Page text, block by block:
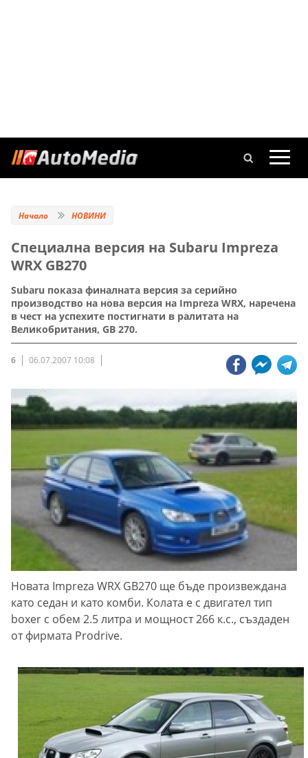
Начало НОВИНИ
Специална версия на Subaru Impreza
WRX GB270
Subaru показа финалната версия за серийно
производство на нова версия на Impreza WRX, наречена
в чест на успехите постигнати в ралитата на
Великобритания, GB 270.
6 06.07.2007 10:08
Новата Impreza WRХ GB270 ще бъде произвеждана
като седан и като комби. Колата e с двигател тип
boxer с обем 2.5 литра и мощност 266 к.с., създаден
от фирмата Prodrive.